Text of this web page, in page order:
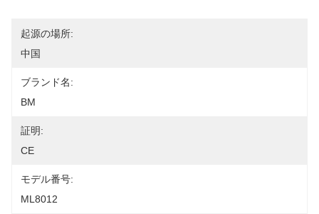
起源の場所:
中国
ブランド名:
BM
証明:
CE
モデル番号:
ML8012